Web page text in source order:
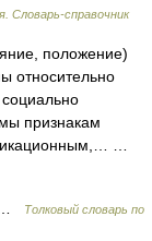
Словарь-справочник
положение)
относительно
признакам
…
…
Толковый словарь по